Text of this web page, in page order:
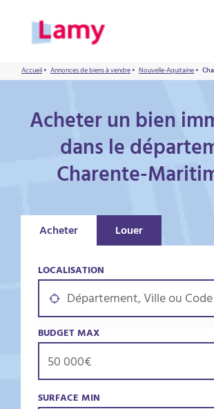
Accueil• Annonces de biens à vendre• Nouvelle-Aquitaine•
Acheter un bien
dans le
Charente-
Acheter Louer
LOCALISATION
BUDGET MAX
SURFACE MIN